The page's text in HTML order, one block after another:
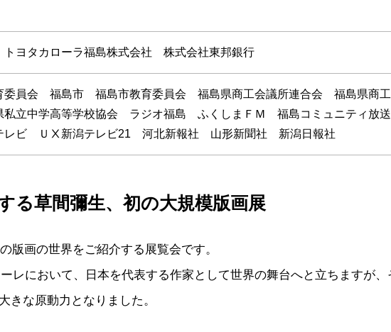
ヨタカローラ福島株式会社 株式会社東邦銀行
員会 福島市 福島市教育委員会 福島県商工会議所連合会 福島県商
立中学高等学校協会 ラジオ福島 ふくしまＦＭ 福島コミュニティ放
レビ ＵⅩ新潟テレビ21 河北新報社 山形新聞社 新潟日報社
る草間彌生、初の大規模版画展
版画の世界をご紹介する展覧会です。
レにおいて、日本を代表する作家として世界の舞台へと立ちますが
きな原動力となりました。